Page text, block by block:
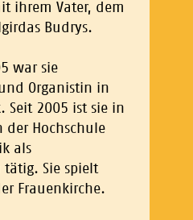
ihrem Vater, dem
Budrys.
war sie
Organistin in
Seit 2005 ist sie in
der Hochschule
als
tätig. Sie spielt
Frauenkirche.